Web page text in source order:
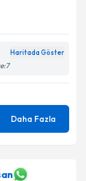
Haritada Göster
Daha Fazla